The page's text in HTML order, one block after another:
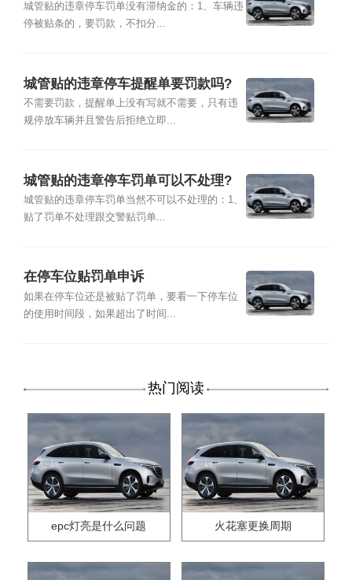
城管贴的违章停车罚单没有滞纳金的：1、车辆违
停被贴条的，要罚款，不扣分...
城管贴的违章停车提醒单要罚款吗?
不需要罚款，提醒单上没有写就不需要，只有违
规停放车辆并且警告后拒绝立即...
城管贴的违章停车罚单可以不处理?
城管贴的违章停车罚单当然不可以不处理的：1、
贴了罚单不处理跟交警贴罚单...
在停车位贴罚单申诉
如果在停车位还是被贴了罚单，要看一下停车位
的使用时间段，如果超出了时间...
热门阅读
epc灯亮是什么问题 火花塞更换周期